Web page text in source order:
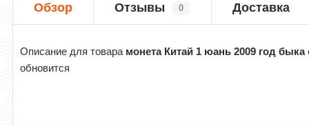
Обзор Отзывы 0 Доставка
Описание для товара монета Китай 1 юань 2009 год быка
обновится